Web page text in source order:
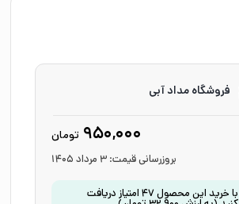
فروشگاه مداد آبی
950,000 تومان
بروزرسانی قیمت: 3 مرداد 1405
با خرید این محصول47 امتیاز دریافت